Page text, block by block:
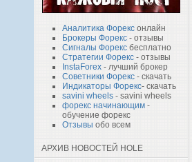
Аналитика Форекс онлайн
Брокеры Форекс - отзывы
Сигналы Форекс бесплатно
Стратегии Форекс - отзывы
InstaForex - лучший брокер
Советники Форекс - скачать
Индикаторы Форекс- скачать
savini wheels - savini wheels
форекс начинающим -
обучение форекс
Отзывы обо всем
АРХИВ НОВОСТЕЙ HOLE